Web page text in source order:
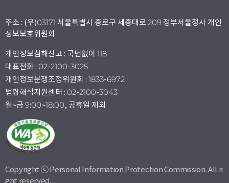
주소 : (우)03171 서울특별시 종로구 세종대로 209 정부서울청사 개인
정보보호위원회
개인정보침해신고 : 국번없이 118
대표전화 : 02-2100-3025
개인정보분쟁조정위원회 : 1833-6972
법령해석지원센터 : 02-2100-3043
월~금 9:00~18:00, 공휴일 제외
Copyright ⓒ Personal Information Protection Commission. All ri
ght reserved.